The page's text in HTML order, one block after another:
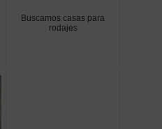
Buscamos casas para
rodajes